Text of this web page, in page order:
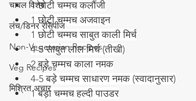
चावल विशेष
लंच/डिनर रेसिपीज
Non-Vegetarian Recipes
Veg Recipes
मिश्रित अचार
1 छोटी चम्मच कलौंजी
1 छोटी चम्मच अजवाइन
1 छोटी चम्मच साबुत काली मिर्च
4-5 साबुत लाल मिर्च (तीखी)
2 बड़े चम्मच काला नमक
4-5 बड़े चम्मच साधारण नमक (स्वादानुसार)
1 बड़ा चम्मच हल्दी पाउडर